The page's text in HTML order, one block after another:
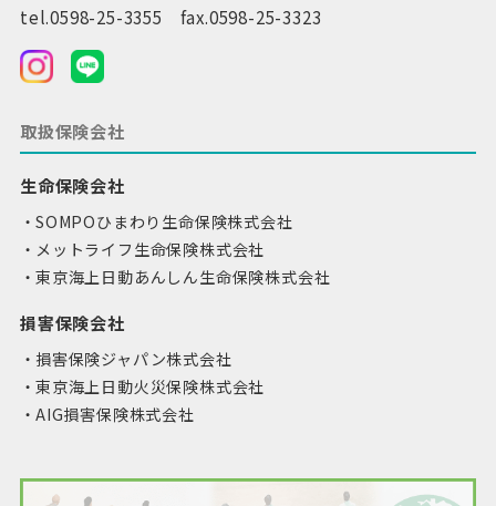
tel.0598-25-3355 fax.0598-25-3323
取扱保険会社
生命保険会社
SOMPOひまわり生命保険株式会社
メットライフ生命保険株式会社
東京海上日動あんしん生命保険株式会社
損害保険会社
損害保険ジャパン株式会社
東京海上日動火災保険株式会社
AIG損害保険株式会社